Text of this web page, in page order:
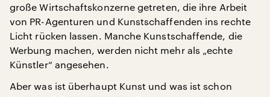
große Wirtschaftskonzerne getreten, die ihre Arbeit
von PR-Agenturen und Kunstschaffenden ins rechte
Licht rücken lassen. Manche Kunstschaffende, die
Werbung machen, werden nicht mehr als „echte
Künstler“ angesehen.
Aber was ist überhaupt Kunst und was ist schon